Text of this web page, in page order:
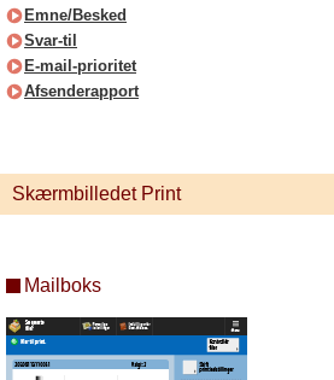
Emne/Besked
Svar-til
E-mail-prioritet
Afsenderapport
Skærmbilledet Print
Mailboks